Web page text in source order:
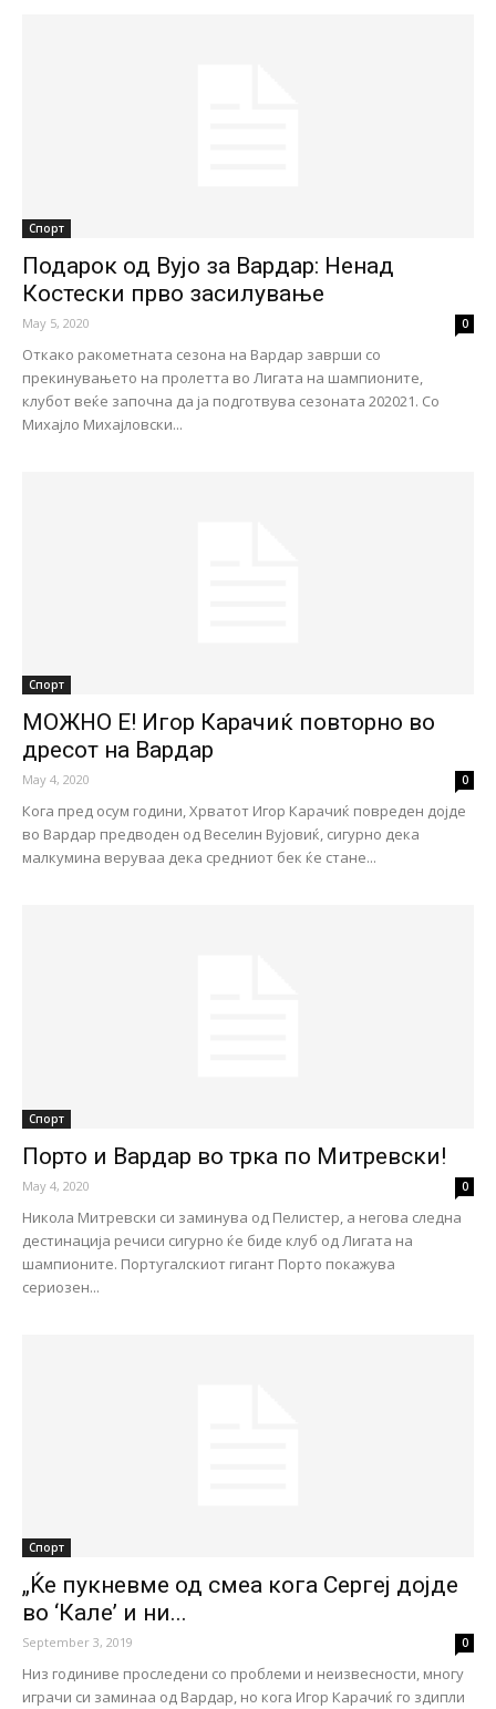
Спорт
Подарок од Вујо за Вардар: Ненад
Костески прво засилување
May 5, 2020 0
Откако ракометната сезона на Вардар заврши со
прекинувањето на пролетта во Лигата на шампионите,
клубот веќе започна да ја подготвува сезоната 202021. Со
Михајло Михајловски...
Спорт
МОЖНО Е! Игор Карачиќ повторно во
дресот на Вардар
May 4, 2020 0
Кога пред осум години, Хрватот Игор Карачиќ повреден дојде
во Вардар предводен од Веселин Вујовиќ, сигурно дека
малкумина веруваа дека средниот бек ќе стане...
Спорт
Порто и Вардар во трка по Митревски!
May 4, 2020 0
Никола Митревски си заминува од Пелистер, а негова следна
дестинација речиси сигурно ќе биде клуб од Лигата на
шампионите. Португалскиот гигант Порто покажува
сериозен...
Спорт
„Ќе пукневме од смеа кога Сергеј дојде
во ‘Кале’ и ни...
September 3, 2019 0
Низ годиниве проследени со проблеми и неизвесности, многу
играчи си заминаа од Вардар, но кога Игор Карачиќ го здипли